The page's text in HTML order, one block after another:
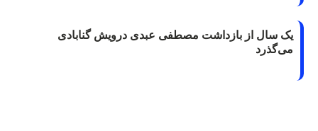
یک سال از بازداشت مصطفی عبدی درویش گنابادی
می‌گذرد